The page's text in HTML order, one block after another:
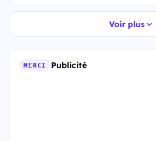
Voir plus
MERCI Publicité